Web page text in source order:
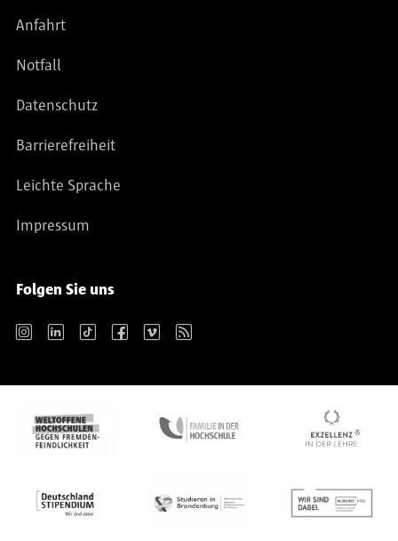
Anfahrt
Notfall
Datenschutz
Barrierefreiheit
Leichte Sprache
Impressum
Folgen Sie uns
Instagram LinkedIn TikTok Facebook Vimeo RSS